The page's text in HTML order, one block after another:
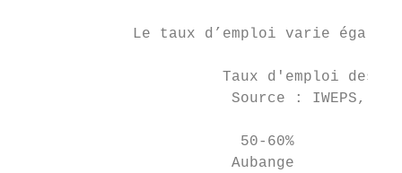
Le taux d’emploi varie
Taux d'emploi des
Source : IWEPS,
50-60%
Aubange